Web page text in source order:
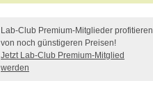
Lab-Club Premium-Mitglieder profitieren
von noch günstigeren Preisen!
Jetzt Lab-Club Premium-Mitglied
werden